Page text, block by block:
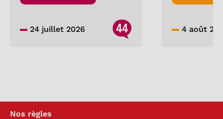
24 juillet 2026 44 4 août
Nos règles